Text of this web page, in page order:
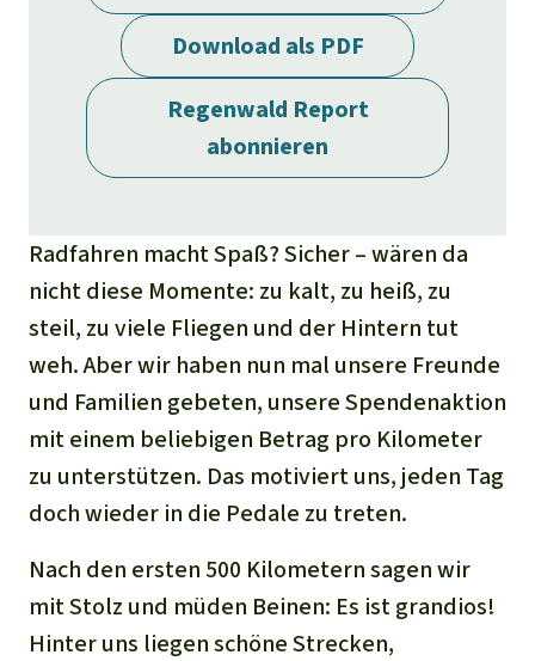
Wilderei
Straßen
Download als PDF
Regenwald Report
abonnieren
Radfahren macht Spaß? Sicher – wären da
nicht diese Momente: zu kalt, zu heiß, zu
steil, zu viele Fliegen und der Hintern tut
weh. Aber wir haben nun mal unsere Freunde
und Familien gebeten, unsere Spendenaktion
mit einem beliebigen Betrag pro Kilometer
zu unterstützen. Das motiviert uns, jeden Tag
doch wieder in die Pedale zu treten.
Nach den ersten 500 Kilometern sagen wir
mit Stolz und müden Beinen: Es ist grandios!
Hinter uns liegen schöne Strecken,